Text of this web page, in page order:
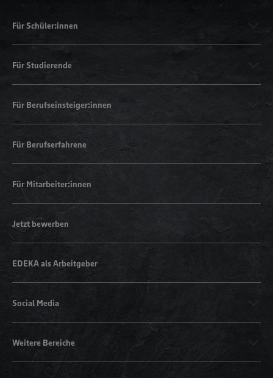
Für Schüler:innen
Für Studierende
Für Berufseinsteiger:innen
Für Berufserfahrene
Für Mitarbeiter:innen
Jetzt bewerben
EDEKA als Arbeitgeber
Social Media
Weitere Bereiche